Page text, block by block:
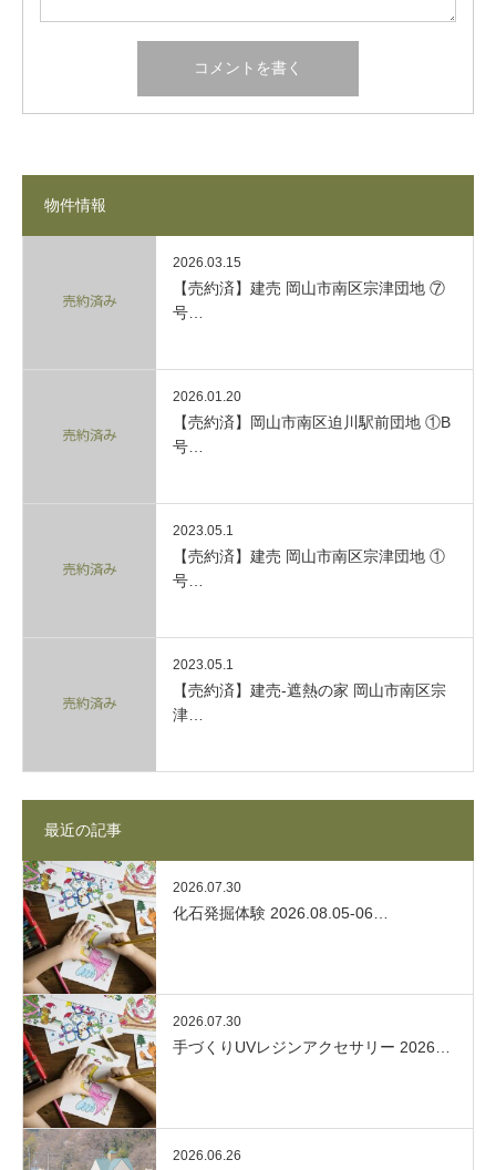
物件情報
2026.03.15
【売約済】建売 岡山市南区宗津団地 ⑦
号…
2026.01.20
【売約済】岡山市南区迫川駅前団地 ①B
号…
2023.05.1
【売約済】建売 岡山市南区宗津団地 ①
号…
2023.05.1
【売約済】建売-遮熱の家 岡山市南区宗
津…
最近の記事
2026.07.30
化石発掘体験 2026.08.05-06…
2026.07.30
手づくりUVレジンアクセサリー 2026…
2026.06.26